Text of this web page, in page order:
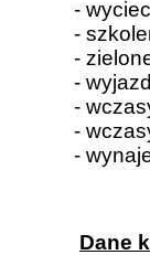
-
-
-
-
-
-
-
Dane